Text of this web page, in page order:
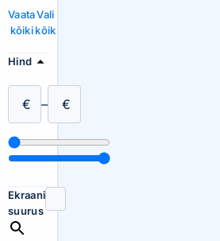
Vaata
kõiki
Vali
kõik
Hind
€ – €
Ekraani
suurus